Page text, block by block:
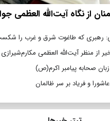
از نگاه آیت‌الله العظمی
رهبری که طاغوت شرق و غرب را
از منظر آیت‌الله العظمی مکارم‌شیرازی
صحابه پیامبر اکرم(ص)
و فریاد بر سر ظالمان